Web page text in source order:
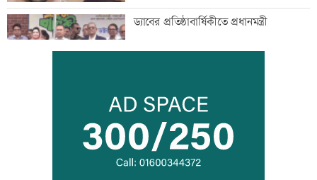
ড্যাবের প্রতিষ্ঠাবার্ষিকীতে প্রধানমন্ত্রী
ট্রাম্পের বিলাসী ’বলরুম প্রকল্প’ আটকে
দিলেন আদালত